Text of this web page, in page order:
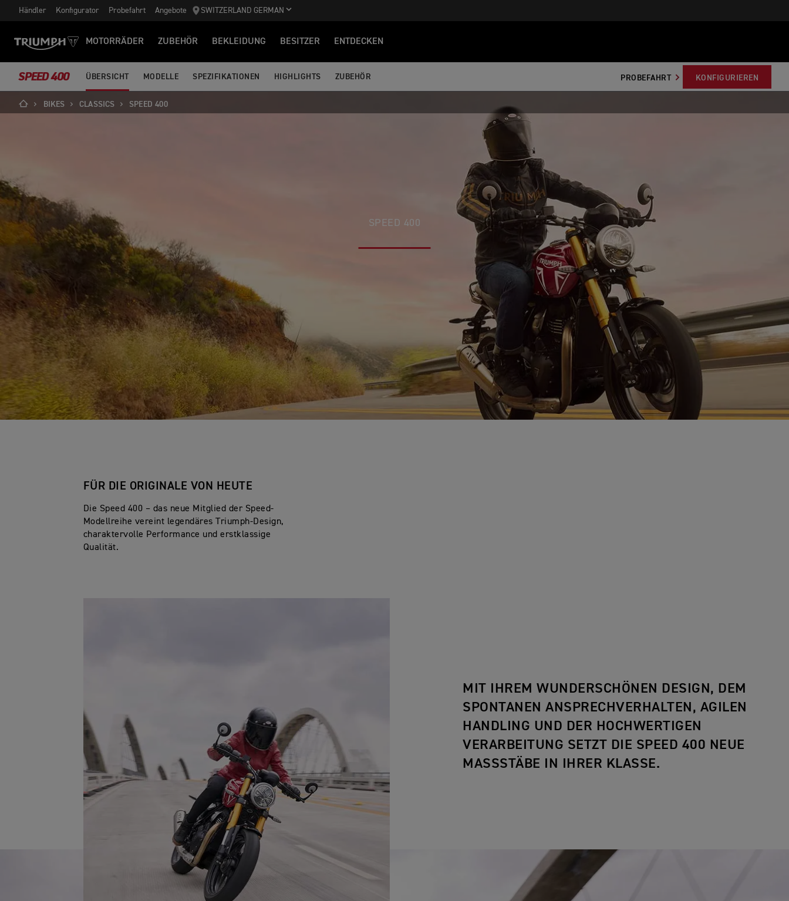
Händler Konfigurator Probefahrt Angebote SWITZERLAND GERMAN
MOTORRÄDER ZUBEHÖR BEKLEIDUNG BESITZER ENTDECKEN
SPEED 400 ÜBERSICHT MODELLE SPEZIFIKATIONEN HIGHLIGHTS ZUBEHÖR PROBEFAHRT KONFIGURIEREN
BIKES CLASSICS SPEED 400
SPEED 400
FÜR DIE ORIGINALE VON HEUTE
Die Speed 400 – das neue Mitglied der Speed-
Modellreihe vereint legendäres Triumph-Design,
charaktervolle Performance und erstklassige
Qualität.
MIT IHREM WUNDERSCHÖNEN DESIGN, DEM
SPONTANEN ANSPRECHVERHALTEN, AGILEN
HANDLING UND DER HOCHWERTIGEN
VERARBEITUNG SETZT DIE SPEED 400 NEUE
MASSSTÄBE IN IHRER KLASSE.